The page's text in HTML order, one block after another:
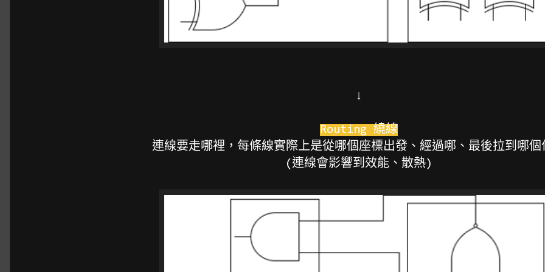
↓
Routing 繞線
連線要走哪裡，每條線實際上是從哪個座標出發、經過哪、最後拉到哪個
(連線會影響到效能、散熱)